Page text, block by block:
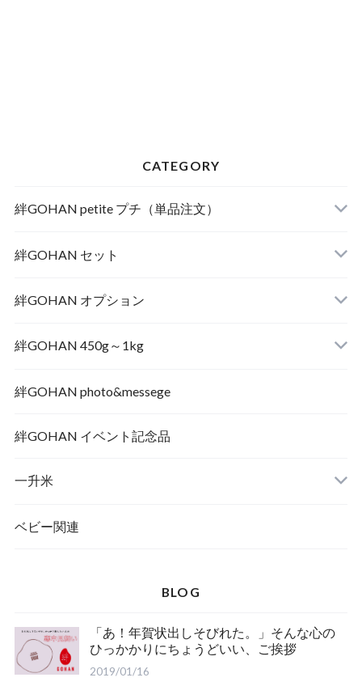
CATEGORY
絆GOHAN petite プチ（単品注文）
内祝い
結婚・入籍 ご挨拶
年末年始のご挨拶
絆GOHAN セット
絆GOHAN オプション
絆GOHAN 450g～1kg
絆GOHAN photo&messege
絆GOHAN イベント記念品
一升米
ベビー関連
BLOG
「あ！年賀状出しそびれた。」そんな心の
ひっかかりにちょうどいい、ご挨拶
2019/01/16